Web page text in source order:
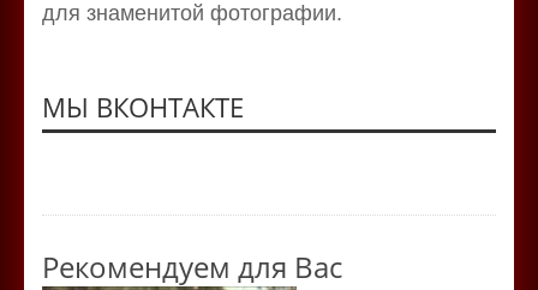
для знаменитой фотографии.
МЫ ВКОНТАКТЕ
Рекомендуем для Вас